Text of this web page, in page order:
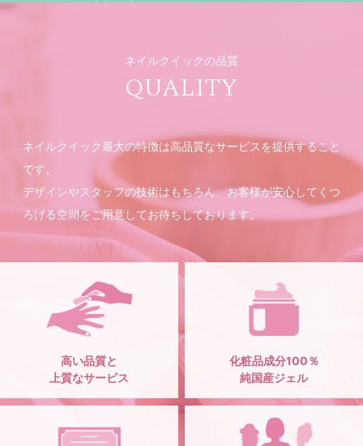
ネイルクイックの品質
QUALITY
ネイルクイック最大の特徴は高品質なサービスを提供すること
です。
デザインやスタッフの技術はもちろん、お客様が安心してくつ
ろげる空間をご用意してお待ちしております。
高い品質と
上質なサービス
化粧品成分100％
純国産ジェル